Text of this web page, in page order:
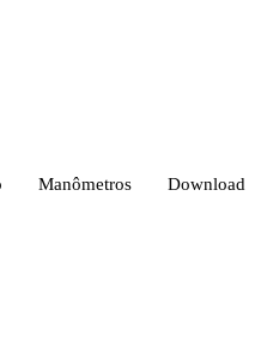
Manômetros Download